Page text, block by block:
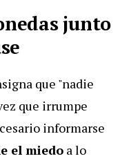
junto
que "nadie
que irrumpe
informarse
el miedo a lo